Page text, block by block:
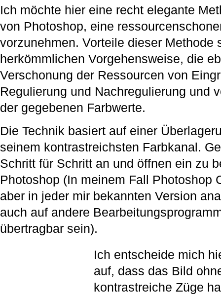
Ich möchte hier eine recht elegante
von Photoshop, eine
vorzunehmen. Vorteile dieser
herkömmlichen Vorgehensweise, die
Verschonung der Ressourcen von
Regulierung und Nachregulierung und
der gegebenen Farbwerte.
Die Technik basiert auf einer
seinem kontrastreichsten Farbkanal.
Schritt für Schritt an und öffnen ein zu
Photoshop (In meinem Fall Photoshop
aber in jeder mir bekannten Version
auch auf andere
übertragbar sein).
Ich entscheide mich
auf, dass das Bild
kontrastreiche Züge